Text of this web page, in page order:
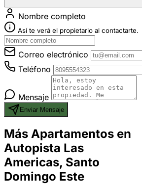
Nombre completo
Así te verá el propietario al contactarte.
Correo electrónico
Teléfono
Mensaje
Enviar Mensaje
Más Apartamentos en
Autopista Las
Americas, Santo
Domingo Este